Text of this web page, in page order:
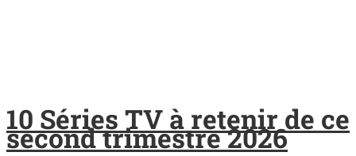
10 Séries TV à retenir de ce
second trimestre 2026